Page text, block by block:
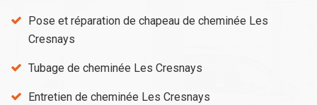
Pose et réparation de chapeau de cheminée Les
Cresnays
Tubage de cheminée Les Cresnays
Entretien de cheminée Les Cresnays